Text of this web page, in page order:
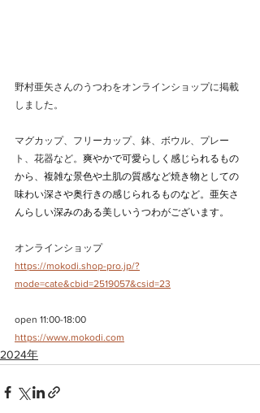
野村亜矢さんのうつわをオンラインショップに掲載
しました。
マグカップ、フリーカップ、鉢、ボウル、プレー
ト、花器など。 爽やかで可愛らしく感じられるもの
から、複雑な景色や土肌の質感など焼き物としての
味わい深さや奥行きの感じられるものなど。亜矢さ
んらしい深みのある美しいうつわがございます。
オンラインショップ
https://mokodi.shop-pro.jp/?
mode=cate&cbid=2519057&csid=23
open 11:00-18:00
https://www.mokodi.com
2024年